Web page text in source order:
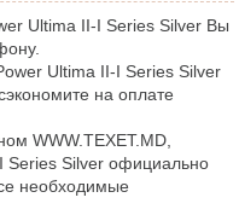
Ultima II-I Series Silver Вы
Ultima II-I Series Silver
на оплате
WWW.TEXET.MD,
Series Silver официально
необходимые